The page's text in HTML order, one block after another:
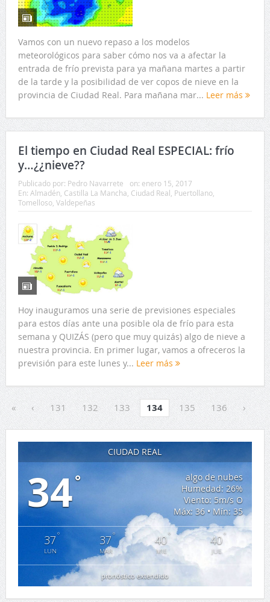
Vamos con un nuevo repaso a los modelos
meteorológicos para saber cómo nos va a afectar la
entrada de frío prevista para ya mañana martes a partir
de la tarde y la posibilidad de ver copos de nieve en la
provincia de Ciudad Real. Para mañana mar... Leer más
El tiempo en Ciudad Real ESPECIAL: frío
y…¿¿nieve??
Publicado por: Pedro Navarrete on: enero 15, 2017
En: Almadén Castilla La Mancha Ciudad Real Puertollano,
Tomelloso, Valdepeñas
Hoy inauguramos una serie de previsiones especiales
para estos días ante una posible ola de frío para esta
semana y QUIZÁS (pero que muy quizás) algo de nieve a
nuestra provincia. En primer lugar, vamos a ofreceros la
previsión para este lunes y... Leer más
« ‹ 131 132 133 134 135 136 ›
CIUDAD REAL
34°
algo de nubes
Humedad: 26%
Viento: 5m/s O
Máx: 36 • Mín: 35
37°
LUN
37°
MAR
40°
MIE
40°
JUE
pronóstico extendido